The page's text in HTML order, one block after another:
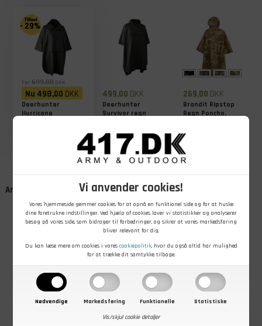
Vi anvender cookies!
Vores hjemmeside gemmer cookies for at opnå en funktionel side og for at huske
dine foretrukne indstillinger. Ved hjælp af cookies laver vi statistikker og analyserer
besøg på vores side, som bidrager til forbedringer, og sikrer at vores markedsføring
bliver relevant for dig.
Du kan læse mere om cookies i vores cookiepolitik, hvor du også altid har mulighed
for at trække dit samtykke tilbage.
Nødvendige Markedsføring Funktionelle
Statistiske
Vis/skjul cookie detaljer
- 29%
Før 699,00 DKK
Nu 498,00 DKK
Deerhunter
Hurricane
499,00 DKK
Deerhunter
Survivor regn
På lager - Køb nu
269,00 DKK
Brandit Ripstop
Regn Poncho,
Andre kunder købte også
35,00DKK
Pløksæt, 3 stk.
79,00
Tændstål,
mm
99,00DKK
Baseball cap,